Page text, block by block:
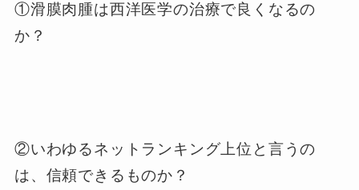
①滑膜肉腫は西洋医学の治療で良くなるの
か？
②いわゆるネットランキング上位と言うの
は、信頼できるものか？